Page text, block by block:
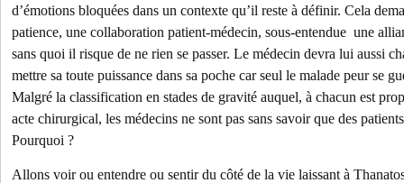
d’émotions bloquées dans un contexte qu’il reste à définir. Cela
patience, une collaboration patient-médecin, sous-entendue une
sans quoi il risque de ne rien se passer. Le médecin devra lui aussi
mettre sa toute puissance dans sa poche car seul le malade peur se
Malgré la classification en stades de gravité auquel, à chacun est
acte chirurgical, les médecins ne sont pas sans savoir que des
Pourquoi ?
Allons voir ou entendre ou sentir du côté de la vie laissant à